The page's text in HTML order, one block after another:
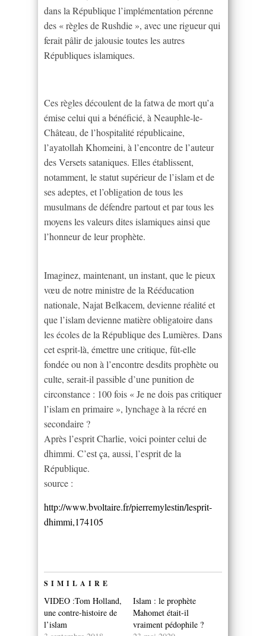
dans la République l’implémentation pérenne
des « règles de Rushdie », avec une rigueur qui
ferait pâlir de jalousie toutes les autres
Républiques islamiques.
Ces règles découlent de la fatwa de mort qu’a
émise celui qui a bénéficié, à Neauphle-le-
Château, de l’hospitalité républicaine,
l’ayatollah Khomeini, à l’encontre de l’auteur
des Versets sataniques. Elles établissent,
notamment, le statut supérieur de l’islam et de
ses adeptes, et l’obligation de tous les
musulmans de défendre partout et par tous les
moyens les valeurs dites islamiques ainsi que
l’honneur de leur prophète.
Imaginez, maintenant, un instant, que le pieux
vœu de notre ministre de la Rééducation
nationale, Najat Belkacem, devienne réalité et
que l’islam devienne matière obligatoire dans
les écoles de la République des Lumières. Dans
cet esprit-là, émettre une critique, fût-elle
fondée ou non à l’encontre desdits prophète ou
culte, serait-il passible d’une punition de
circonstance : 100 fois « Je ne dois pas critiquer
l’islam en primaire », lynchage à la récré en
secondaire ?
Après l’esprit Charlie, voici pointer celui de
dhimmi. C’est ça, aussi, l’esprit de la
République.
source :
http://www.bvoltaire.fr/pierremylestin/lesprit-
dhimmi,174105
SIMILAIRE
VIDEO :Tom Holland,
une contre-histoire de
l’islam
Islam : le prophète
Mahomet était-il
vraiment pédophile ?